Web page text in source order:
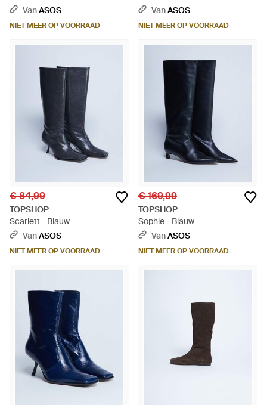
VanASOS
NIET MEER OP VOORRAAD
VanASOS
NIET MEER OP VOORRAAD
€ 84,99
TOPSHOP
Scarlett - Blauw
VanASOS
NIET MEER OP VOORRAAD
€ 169,99
TOPSHOP
Sophie - Blauw
VanASOS
NIET MEER OP VOORRAAD